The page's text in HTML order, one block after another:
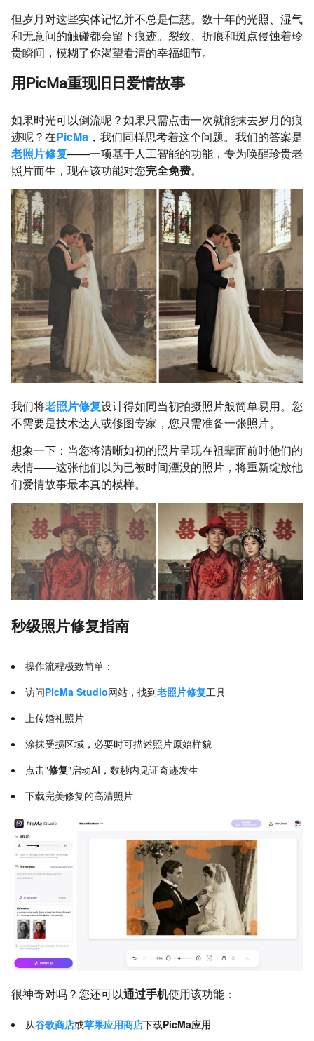
但岁月对这些实体记忆并不总是仁慈。数十年的光照、湿气
和无意间的触碰都会留下痕迹。裂纹、折痕和斑点侵蚀着珍
贵瞬间，模糊了你渴望看清的幸福细节。
用PicMa重现旧日爱情故事
如果时光可以倒流呢？如果只需点击一次就能抹去岁月的痕
迹呢？在PicMa ，我们同样思考着这个问题。我们的答案是
老照片修复——一项基于人工智能的功能，专为唤醒珍贵老
照片而生，现在该功能对您完全免费。
我们将老照片修复设计得如同当初拍摄照片般简单易用。您
不需要是技术达人或修图专家，您只需准备一张照片。
想象一下：当您将清晰如初的照片呈现在祖辈面前时他们的
表情——这张他们以为已被时间湮没的照片，将重新绽放他
们爱情故事最本真的模样。
秒级照片修复指南
操作流程极致简单：
访问PicMa Studio网站，找到老照片修复工具
上传婚礼照片
涂抹受损区域，必要时可描述照片原始样貌
点击"修复"启动AI，数秒内见证奇迹发生
下载完美修复的高清照片
很神奇对吗？您还可以通过手机使用该功能：
从谷歌商店或苹果应用商店下载PicMa应用